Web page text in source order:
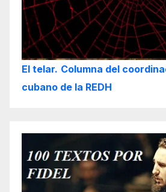
El telar. Columna del
cubano de la REDH